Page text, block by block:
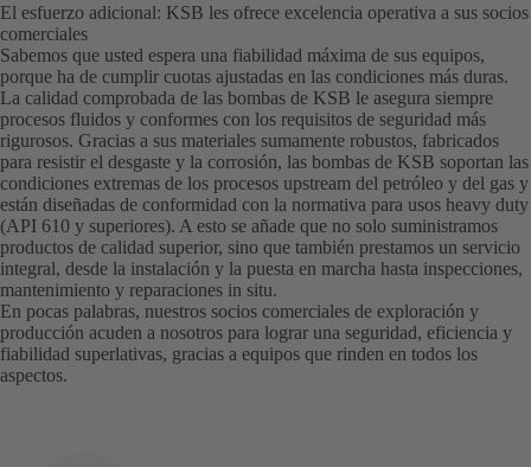
El esfuerzo adicional: KSB les ofrece excelencia operativa a sus socios
comerciales
Sabemos que usted espera una fiabilidad máxima de sus equipos,
porque ha de cumplir cuotas ajustadas en las condiciones más duras.
La calidad comprobada de las bombas de KSB le asegura siempre
procesos fluidos y conformes con los requisitos de seguridad más
rigurosos. Gracias a sus materiales sumamente robustos, fabricados
para resistir el desgaste y la corrosión, las bombas de KSB soportan las
condiciones extremas de los procesos upstream del petróleo y del gas y
están diseñadas de conformidad con la normativa para usos heavy duty
(API 610 y superiores). A esto se añade que no solo suministramos
productos de calidad superior, sino que también prestamos un servicio
integral, desde la instalación y la puesta en marcha hasta inspecciones,
mantenimiento y reparaciones in situ.
En pocas palabras, nuestros socios comerciales de exploración y
producción acuden a nosotros para lograr una seguridad, eficiencia y
fiabilidad superlativas, gracias a equipos que rinden en todos los
aspectos.